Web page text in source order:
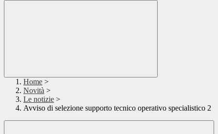
Home >
Novità >
Le notizie >
Avviso di selezione supporto tecnico operativo specialistico 2